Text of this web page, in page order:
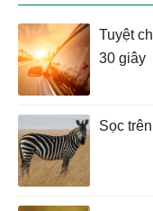
Tuyệt
30 giây
Sọc